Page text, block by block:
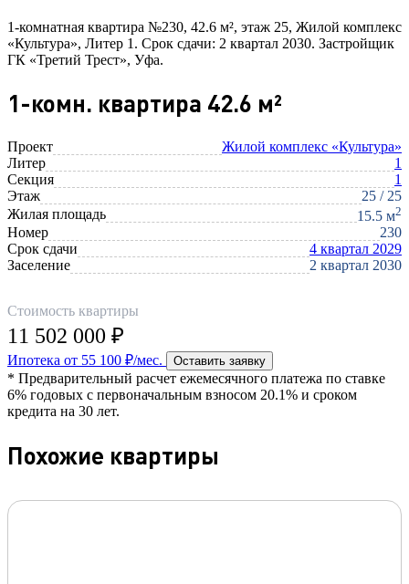
1-комнатная квартира №230, 42.6 м², этаж 25, Жилой комплекс
«Культура», Литер 1. Срок сдачи: 2 квартал 2030. Застройщик
ГК «Третий Трест», Уфа.
1-комн. квартира 42.6 м²
Проект
Жилой комплекс «Культура»
Литер
1
Секция
1
Этаж
25 / 25
Жилая площадь
15.5 м2
Номер
230
Срок сдачи
4 квартал 2029
Заселение
2 квартал 2030
Стоимость квартиры
11 502 000 ₽
Ипотека от 55 100 ₽/мес. Оставить заявку
* Предварительный расчет ежемесячного платежа по ставке
6% годовых с первоначальным взносом 20.1% и сроком
кредита на 30 лет.
Похожие квартиры